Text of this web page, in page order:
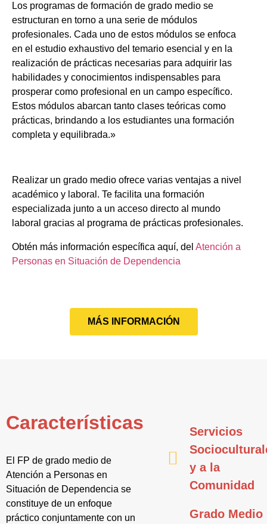
Los programas de formación de grado medio se
estructuran en torno a una serie de módulos
profesionales. Cada uno de estos módulos se enfoca
en el estudio exhaustivo del temario esencial y en la
realización de prácticas necesarias para adquirir las
habilidades y conocimientos indispensables para
prosperar como profesional en un campo específico.
Estos módulos abarcan tanto clases teóricas como
prácticas, brindando a los estudiantes una formación
completa y equilibrada.»
Realizar un grado medio ofrece varias ventajas a nivel
académico y laboral. Te facilita una formación
especializada junto a un acceso directo al mundo
laboral gracias al programa de prácticas profesionales.
Obtén más información específica aquí, del Atención a
Personas en Situación de Dependencia
MÁS INFORMACIÓN
Características
El FP de grado medio de
Atención a Personas en
Situación de Dependencia se
constituye de un enfoque
práctico conjuntamente con un
Servicios
y a la
Comunidad
Grado Medio